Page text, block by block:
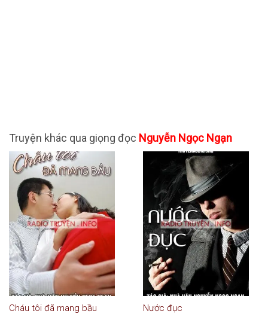
Truyện khác qua giọng đọc Nguyễn Ngọc Ngạn
Cháu tôi đã mang bầu Nước đục